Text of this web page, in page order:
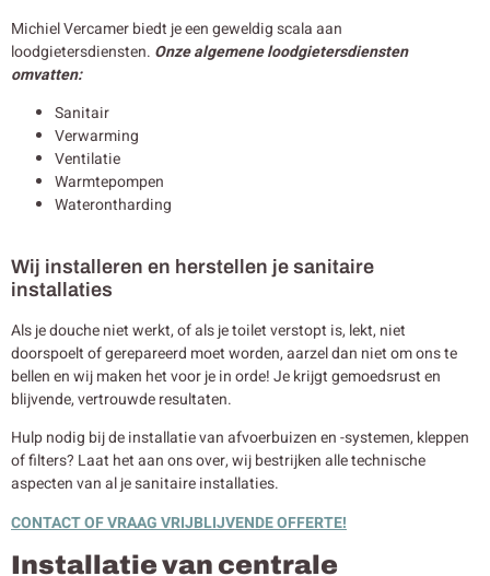
Michiel Vercamer biedt je een geweldig scala aan
loodgietersdiensten. Onze algemene loodgietersdiensten
omvatten:
Sanitair
Verwarming
Ventilatie
Warmtepompen
Waterontharding
Wij installeren en herstellen je sanitaire
installaties
Als je douche niet werkt, of als je toilet verstopt is, lekt, niet
doorspoelt of gerepareerd moet worden, aarzel dan niet om ons te
bellen en wij maken het voor je in orde! Je krijgt gemoedsrust en
blijvende, vertrouwde resultaten.
Hulp nodig bij de installatie van afvoerbuizen en -systemen, kleppen
of filters? Laat het aan ons over, wij bestrijken alle technische
aspecten van al je sanitaire installaties.
CONTACT OF VRAAG VRIJBLIJVENDE OFFERTE!
Installatie van centrale